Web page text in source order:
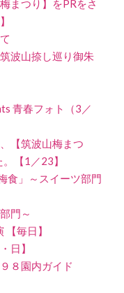
まつり】をPRをさ
波山捺し巡り御朱
青春フォト（3／
【筑波山梅まつ
【1／23】
食」～スイーツ部門
門～
毎日】
日】
８園内ガイド